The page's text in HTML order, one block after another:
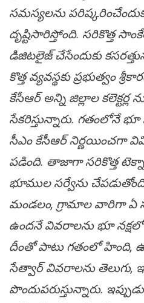
స‌మ‌స్య‌ల‌ను
దృష్టిసారిస్తోంది. స‌రికొత్త
డిజిట‌లైజ్ చేసేందుకు
కొత్త వ్య‌వ‌స్థ‌కు ప్ర‌భుత్వం
కేసీఆర్ అన్ని జిల్లాల క‌లెక్ట‌ర్ల
సేక‌రిస్తున్నారు. గ‌తంలోనే
సీఎం కేసీఆర్
ప‌డింది. తాజాగా స‌రికొత్త
భూముల స‌ర్వేను
మండ‌లం, గ్రామాల వారిగా ఏ
ఉంద‌నే వివ‌రాల‌ను భూ న‌క్ష‌లో
దీంతో పాటు గ‌తంలో హింది,
సేత్వార్ వివ‌రాల‌ను తెలుగు,
పొందుప‌రుస్తున్నారు.